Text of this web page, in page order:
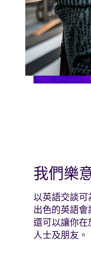
我們樂
以英語交談
出色的英語
還可以讓你
人士及朋友。